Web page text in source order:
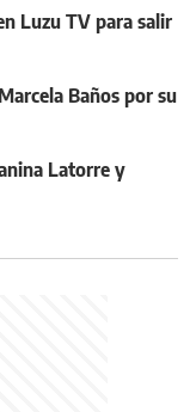
Luzu TV para salir
Baños por su
Latorre y